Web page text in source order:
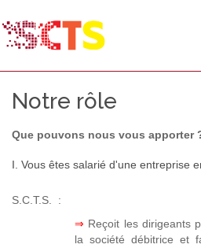
Notre rôle
Que pouvons nous vous apporter
I. Vous êtes salarié d'une entreprise
S.C.T.S. :
⇒ Reçoit les dirigeants
la société débitrice et